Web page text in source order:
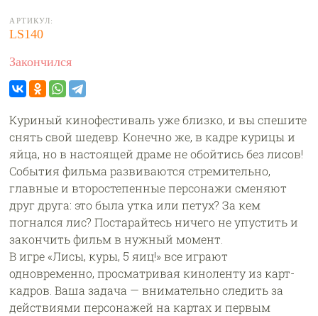
АРТИКУЛ:
LS140
Закончился
Куриный кинофестиваль уже близко, и вы спешите
снять свой шедевр. Конечно же, в кадре курицы и
яйца, но в настоящей драме не обойтись без лисов!
События фильма развиваются стремительно,
главные и второстепенные персонажи сменяют
друг друга: это была утка или петух? За кем
погнался лис? Постарайтесь ничего не упустить и
закончить фильм в нужный момент.
В игре «Лисы, куры, 5 яиц!» все играют
одновременно, просматривая киноленту из карт-
кадров. Ваша задача — внимательно следить за
действиями персонажей на картах и первым